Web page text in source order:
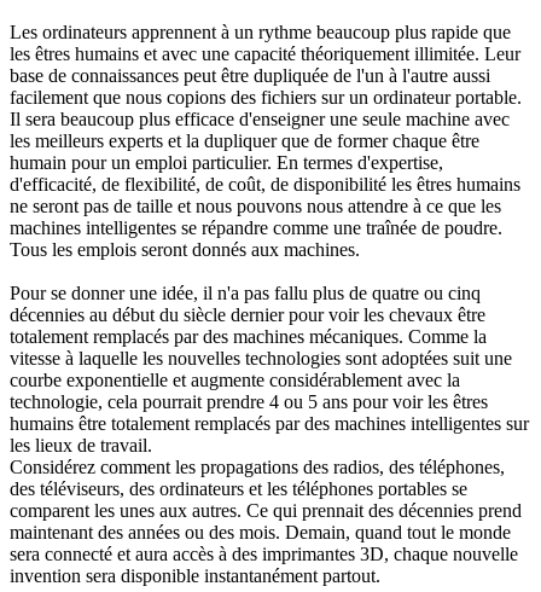
Les ordinateurs apprennent à un rythme beaucoup plus rapide que
les êtres humains et avec une capacité théoriquement illimitée. Leur
base de connaissances peut être dupliquée de l'un à l'autre aussi
facilement que nous copions des fichiers sur un ordinateur portable.
Il sera beaucoup plus efficace d'enseigner une seule machine avec
les meilleurs experts et la dupliquer que de former chaque être
humain pour un emploi particulier. En termes d'expertise,
d'efficacité, de flexibilité, de coût, de disponibilité les êtres humains
ne seront pas de taille et nous pouvons nous attendre à ce que les
machines intelligentes se répandre comme une traînée de poudre.
Tous les emplois seront donnés aux machines.
Pour se donner une idée, il n'a pas fallu plus de quatre ou cinq
décennies au début du siècle dernier pour voir les chevaux être
totalement remplacés par des machines mécaniques. Comme la
vitesse à laquelle les nouvelles technologies sont adoptées suit une
courbe exponentielle et augmente considérablement avec la
technologie, cela pourrait prendre 4 ou 5 ans pour voir les êtres
humains être totalement remplacés par des machines intelligentes sur
les lieux de travail.
Considérez comment les propagations des radios, des téléphones,
des téléviseurs, des ordinateurs et les téléphones portables se
comparent les unes aux autres. Ce qui prennait des décennies prend
maintenant des années ou des mois. Demain, quand tout le monde
sera connecté et aura accès à des imprimantes 3D, chaque nouvelle
invention sera disponible instantanément partout.